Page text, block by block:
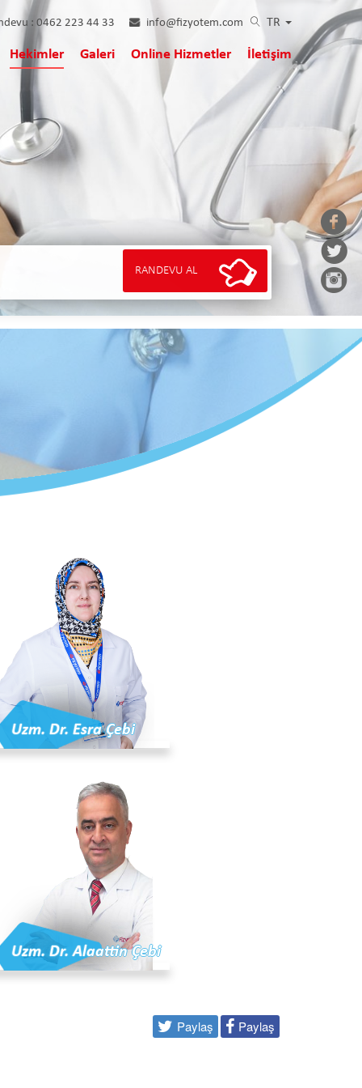
: 0462 223 44 33 info@fizyotem.com TR
Hekimler Galeri Online Hizmetler İletişim
Uzm. Dr. Esra Çebi
Uzm. Dr. Alaattin Çebi
Paylaş
Paylaş